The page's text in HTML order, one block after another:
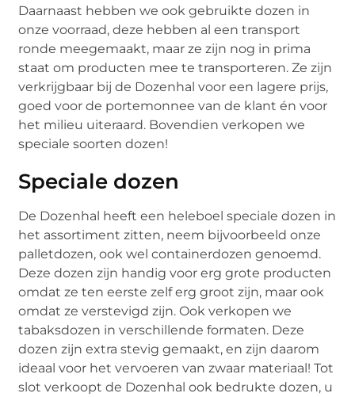
Daarnaast hebben we ook gebruikte dozen in
onze voorraad, deze hebben al een transport
ronde meegemaakt, maar ze zijn nog in prima
staat om producten mee te transporteren. Ze zijn
verkrijgbaar bij de Dozenhal voor een lagere prijs,
goed voor de portemonnee van de klant én voor
het milieu uiteraard. Bovendien verkopen we
speciale soorten dozen!
Speciale dozen
De Dozenhal heeft een heleboel speciale dozen in
het assortiment zitten, neem bijvoorbeeld onze
palletdozen, ook wel containerdozen genoemd.
Deze dozen zijn handig voor erg grote producten
omdat ze ten eerste zelf erg groot zijn, maar ook
omdat ze verstevigd zijn. Ook verkopen we
tabaksdozen in verschillende formaten. Deze
dozen zijn extra stevig gemaakt, en zijn daarom
ideaal voor het vervoeren van zwaar materiaal! Tot
slot verkoopt de Dozenhal ook bedrukte dozen, u